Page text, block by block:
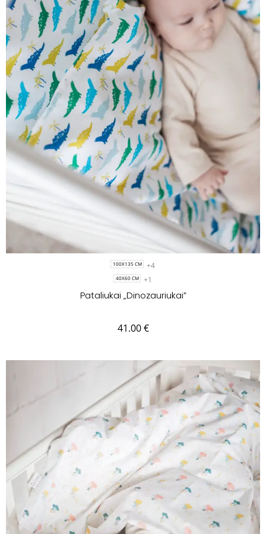
100X135 CM +4
40X60 CM +1
Pataliukai „Dinozauriukai”
41.00€